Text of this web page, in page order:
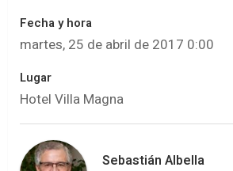
Fecha y hora
martes, 25 de abril de 2017 0:00
Lugar
Hotel Villa Magna
Sebastián Albella